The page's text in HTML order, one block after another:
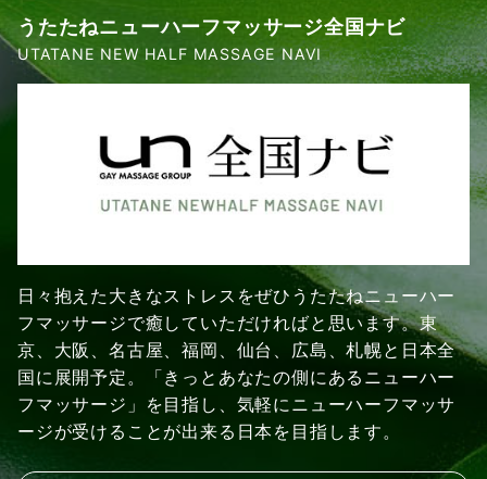
うたたねニューハーフマッサージ全国ナビ
UTATANE NEW HALF MASSAGE NAVI
日々抱えた大きなストレスをぜひうたたねニューハー
フマッサージで癒していただければと思います。東
京、大阪、名古屋、福岡、仙台、広島、札幌と日本全
国に展開予定。「きっとあなたの側にあるニューハー
フマッサージ」を目指し、気軽にニューハーフマッサ
ージが受けることが出来る日本を目指します。